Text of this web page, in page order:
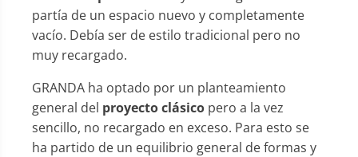
partía de un espacio nuevo y completamente
vacío. Debía ser de estilo tradicional pero no
muy recargado.
GRANDA ha optado por un planteamiento
general del proyecto clásico pero a la vez
sencillo, no recargado en exceso. Para esto se
ha partido de un equilibrio general de formas y